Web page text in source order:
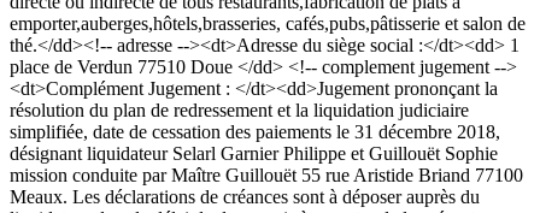
emporter,auberges,hôtels,brasseries, cafés,pubs,pâtisserie et salon de
thé.</dd><!-- adresse --><dt>Adresse du siège social :</dt><dd> 1
place de Verdun 77510 Doue </dd> <!-- complement jugement -->
<dt>Complément Jugement : </dt><dd>Jugement prononçant la
résolution du plan de redressement et la liquidation judiciaire
simplifiée, date de cessation des paiements le 31 décembre 2018,
désignant liquidateur Selarl Garnier Philippe et Guillouët Sophie
mission conduite par Maître Guillouët 55 rue Aristide Briand 77100
Meaux. Les déclarations de créances sont à déposer auprès du